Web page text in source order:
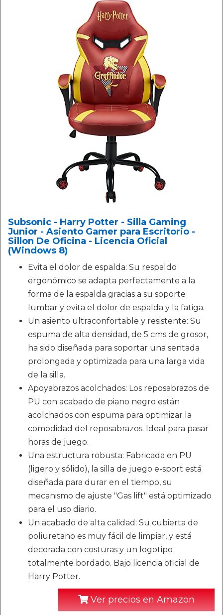
Subsonic - Harry Potter - Silla Gaming
Junior - Asiento Gamer para Escritorio -
Sillon De Oficina - Licencia Oficial
(Windows 8)
Evita el dolor de espalda: Su respaldo
ergonómico se adapta perfectamente a la
forma de la espalda gracias a su soporte
lumbar y evita el dolor de espalda y la fatiga.
Un asiento ultraconfortable y resistente: Su
espuma de alta densidad, de 5 cms de grosor,
ha sido diseñada para soportar una sentada
prolongada y optimizada para una larga vida
de la silla.
Apoyabrazos acolchados: Los reposabrazos de
PU con acabado de piano negro están
acolchados con espuma para optimizar la
comodidad del reposabrazos. Ideal para pasar
horas de juego.
Una estructura robusta: Fabricada en PU
(ligero y sólido), la silla de juego e-sport está
diseñada para durar en el tiempo, su
mecanismo de ajuste "Gas lift" está optimizado
para el uso diario.
Un acabado de alta calidad: Su cubierta de
poliuretano es muy fácil de limpiar, y está
decorada con costuras y un logotipo
totalmente bordado. Bajo licencia oficial de
Harry Potter.
Ver precios en Amazon